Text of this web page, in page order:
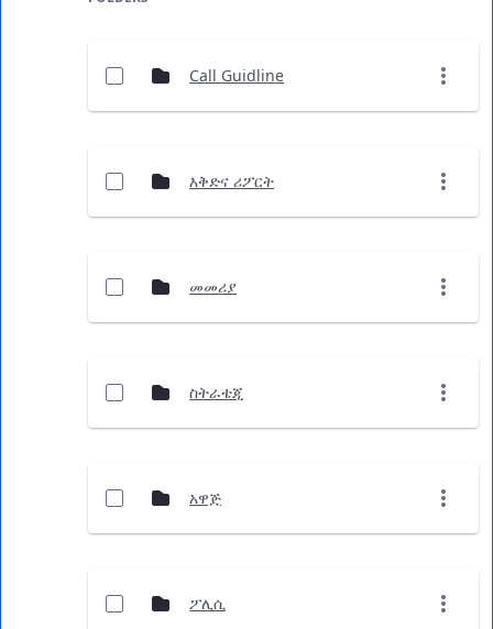
Call Guidline
እቅድና ሪፖርት
መመሪያ
ስትራቴጂ
አዋጅ
ፖሊሲ